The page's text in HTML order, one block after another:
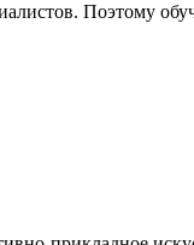
Поэтому